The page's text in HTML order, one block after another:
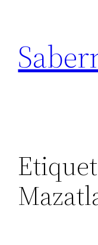
contenido